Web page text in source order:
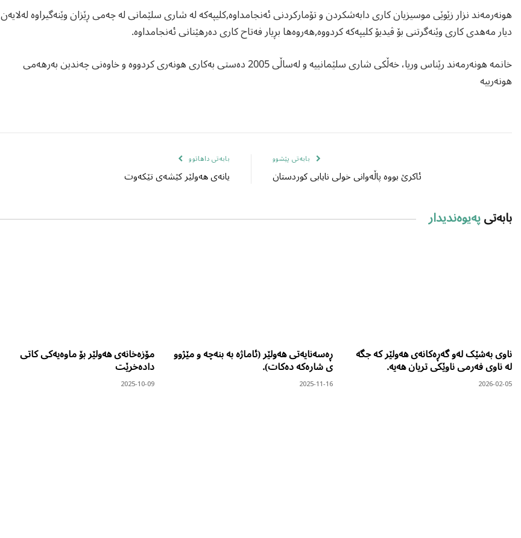
هونەرمەند نزار زێوێی موسیزیان كاری دابەشكردن و تۆماركردنی ئەنجامداوە,كلیپەكە لە شاری سلێمانی لە چەمی ڕێزان وێنەگیراوە لەلایەن
دیار مەهدی كاری وێنەگرتنی بۆ ڤیدیۆ كلیپەكە كردووە,هەروەها بڕیار فەتاح كاری دەرهێنانی ئەنجامداوە.
خانمە هونەرمەند رێناس وریا، خەڵکی شاری سلێمانییە و لەساڵی 2005 دەستی بەکاری هونەری کردووە و خاوەنی چەندین بەرهەمی
هونەرییە
بابەتی پێشوو
ئاکرێ بووە پاڵەوانی خولی نایابی کوردستان
بابەتی داهاتوو
یانەی هەولێر کێشەی تێکەوت
بابەتیپەیوەندیدار
ناوی بەشێک لەو گەڕەکانەی هەولێر کە جگە
لە ناوی فەرمی ناوێکی تریان هەیە.
2026-02-05
ڕەسەنایەتی هەولێر (ئاماژە بە بنەچە و مێژوو
ی شارەکە دەکات).
2025-11-16
مۆزەخانەی هەولێر بۆ ماوەیەکی کاتی
دادەخرێت
2025-10-09